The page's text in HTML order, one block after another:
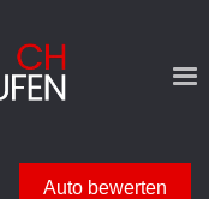
Auto bewerten